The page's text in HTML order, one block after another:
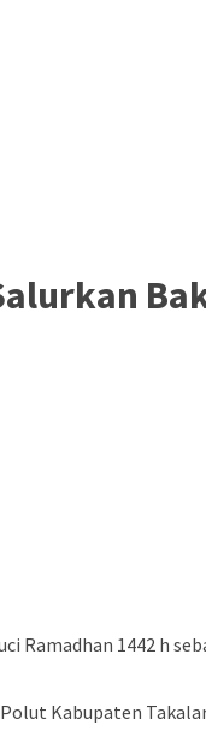
1442 h
Kabupaten